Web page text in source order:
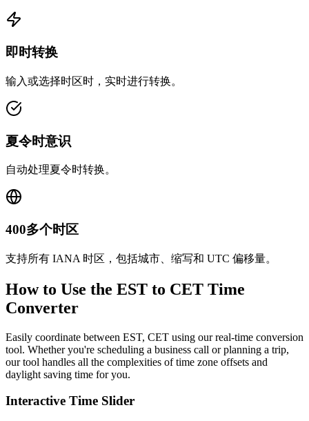
即时转换
输入或选择时区时，实时进行转换。
夏令时意识
自动处理夏令时转换。
400多个时区
支持所有 IANA 时区，包括城市、缩写和 UTC 偏移量。
How to Use the EST to CET Time
Converter
Easily coordinate between EST, CET using our real-time conversion
tool. Whether you're scheduling a business call or planning a trip,
our tool handles all the complexities of time zone offsets and
daylight saving time for you.
Interactive Time Slider